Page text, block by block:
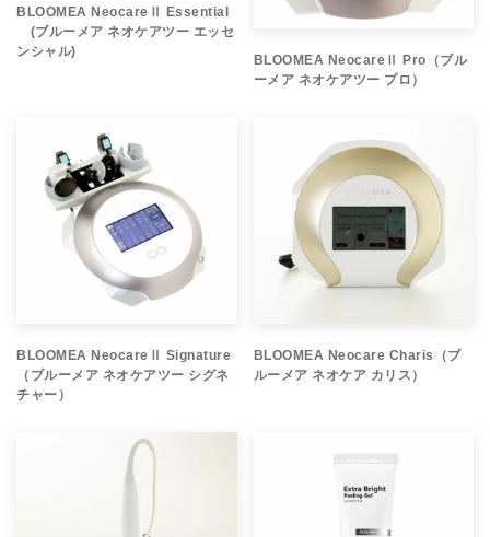
BLOOMEA NeocareⅡ Essential
(ブルーメア ネオケアツー エッセ
ンシャル)
BLOOMEA NeocareⅡ Pro（ブル
ーメア ネオケアツー プロ）
BLOOMEA NeocareⅡ Signature
（ブルーメア ネオケアツー シグネ
チャー）
BLOOMEA Neocare Charis（ブ
ルーメア ネオケア カリス）